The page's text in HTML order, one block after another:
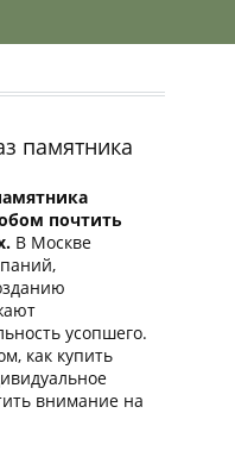
памятника
почтить
В Москве
усопшего.
как купить
внимание на